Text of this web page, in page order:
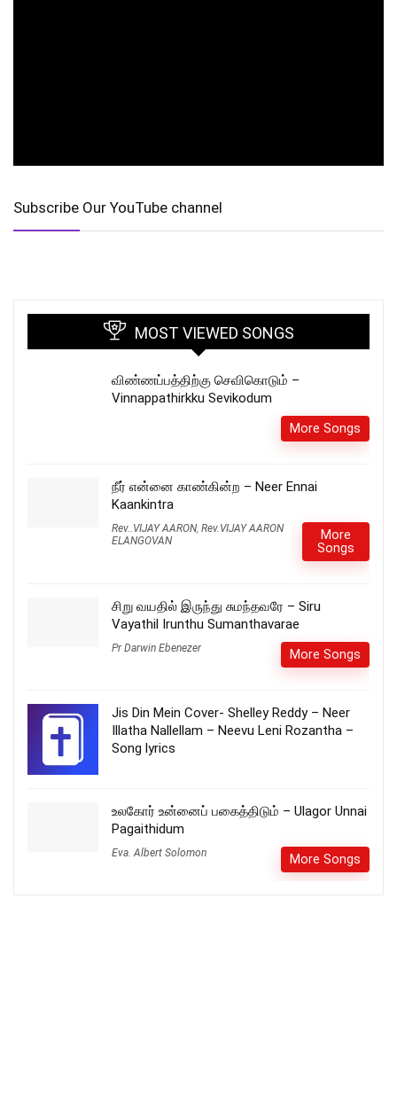
Subscribe Our YouTube channel
MOST VIEWED SONGS
விண்ணப்பத்திற்கு செவிகொடும் –
Vinnappathirkku Sevikodum
More Songs
நீர் என்னை காண்கின்ற – Neer Ennai
Kaankintra
Rev..VIJAY AARON Rev.VIJAY AARON
ELANGOVAN
More
Songs
சிறு வயதில் இருந்து சுமந்தவரே – Siru
Vayathil Irunthu Sumanthavarae
Pr Darwin Ebenezer More Songs
Jis Din Mein Cover- Shelley Reddy – Neer
Illatha Nallellam – Neevu Leni Rozantha –
Song lyrics
உலகோர் உன்னைப் பகைத்திடும் – Ulagor Unnai
Pagaithidum
Eva. Albert Solomon More Songs